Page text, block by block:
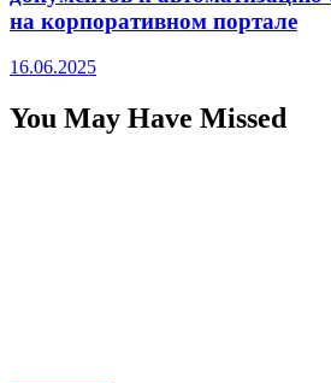
на корпоративном портале
16.06.2025
You May Have Missed